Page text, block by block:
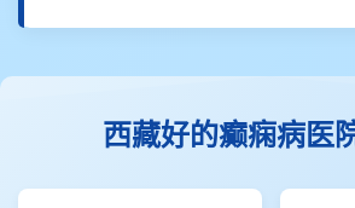
西藏好的癫痫病医